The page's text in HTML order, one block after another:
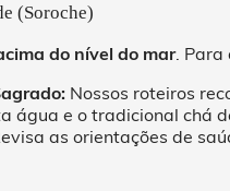
(Soroche)
do nível do mar. Para
Nossos roteiros
água e o tradicional chá
as orientações de